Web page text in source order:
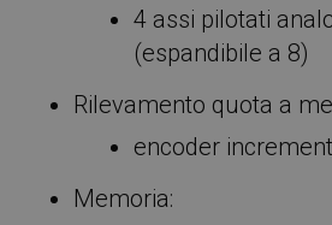
4 assi pilotati
(espandibile a 8)
Rilevamento quota a
encoder
Memoria: